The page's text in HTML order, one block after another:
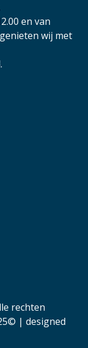
en van
wij met
rechten
| designed